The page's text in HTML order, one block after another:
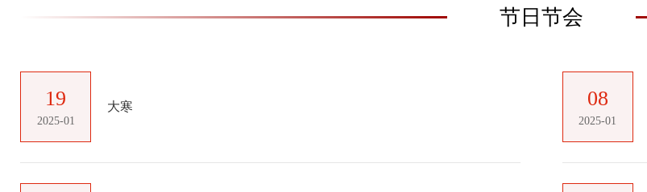
节日节会
19
2025-01
大寒 08
2025-01